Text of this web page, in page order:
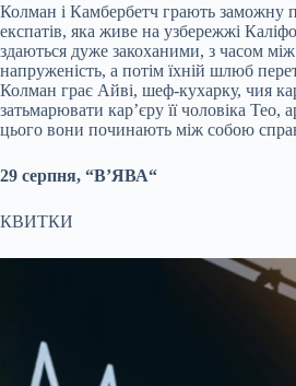
Колман і Камбербетч грають заможну
експатів, яка живе на узбережжі
здаються дуже закоханими, з часом
напруженість, а потім їхній шлюб
Колман грає Айві, шеф-кухарку, чия
затьмарювати кар’єру її чоловіка Тео,
цього вони починають між собою
29 серпня, “В’ЯВА“
КВИТКИ